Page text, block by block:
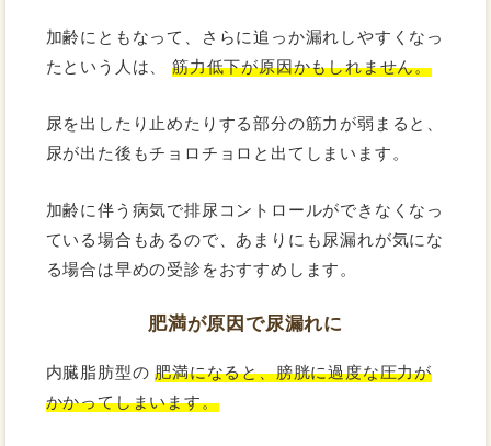
加齢にともなって、さらに追っか漏れしやすくなっ
たという人は、筋力低下が原因かもしれません。
尿を出したり止めたりする部分の筋力が弱まると、
尿が出た後もチョロチョロと出てしまいます。
加齢に伴う病気で排尿コントロールができなくなっ
ている場合もあるので、あまりにも尿漏れが気にな
る場合は早めの受診をおすすめします。
肥満が原因で尿漏れに
内臓脂肪型の肥満になると、膀胱に過度な圧力が
かかってしまいます。